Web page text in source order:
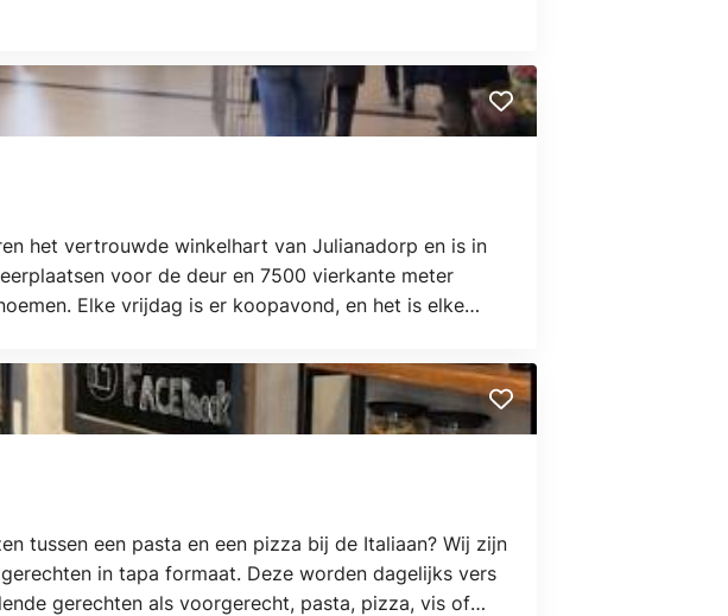
het vertrouwde winkelhart van Julianadorp en is in
voor de deur en 7500 vierkante meter
Elke vrijdag is er koopavond, en het is elke
tussen een pasta en een pizza bij de Italiaan? Wij zijn
in tapa formaat. Deze worden dagelijks vers
gerechten als voorgerecht, pasta, pizza, vis of